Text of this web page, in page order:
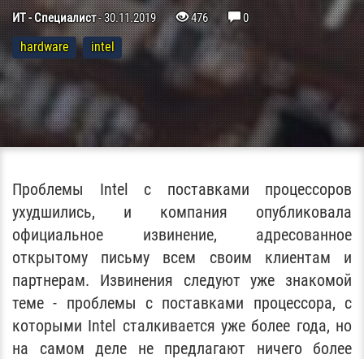
ИТ - Специалист-30.11.2019 476 0
hardware intel
Проблемы Intel с поставками процессоров
ухудшились, и компания опубликовала
официальное извинение, адресованное
открытому письму всем своим клиентам и
партнерам. Извинения следуют уже знакомой
теме - проблемы с поставками процессора, с
которыми Intel сталкивается уже более года, но
на самом деле не предлагают ничего более